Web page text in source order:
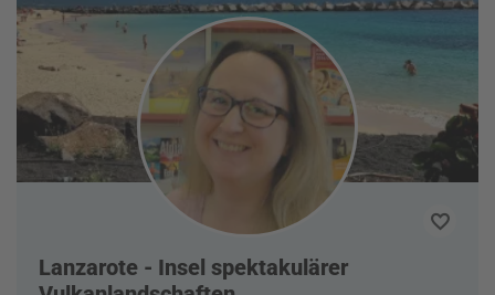
Lanzarote - Insel spektakulärer